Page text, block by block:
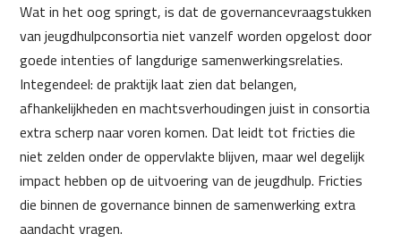
Wat in het oog springt, is dat de governancevraagstukken
van jeugdhulpconsortia niet vanzelf worden opgelost door
goede intenties of langdurige samenwerkingsrelaties.
Integendeel: de praktijk laat zien dat belangen,
afhankelijkheden en machtsverhoudingen juist in consortia
extra scherp naar voren komen. Dat leidt tot fricties die
niet zelden onder de oppervlakte blijven, maar wel degelijk
impact hebben op de uitvoering van de jeugdhulp. Fricties
die binnen de governance binnen de samenwerking extra
aandacht vragen.